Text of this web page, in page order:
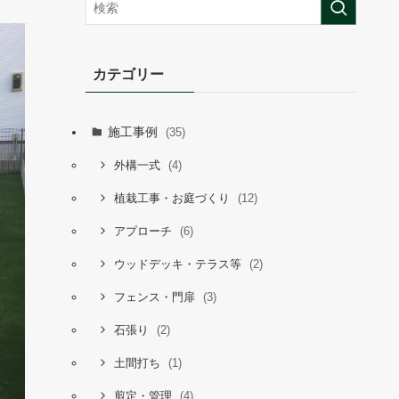
カテゴリー
施工事例 (35)
外構一式 (4)
植栽工事・お庭づくり (12)
アプローチ (6)
ウッドデッキ・テラス等 (2)
フェンス・門扉 (3)
石張り (2)
土間打ち (1)
剪定・管理 (4)